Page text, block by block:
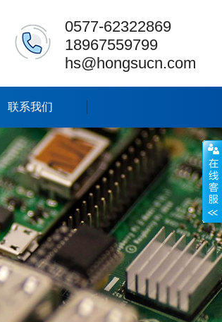
0577-62322869
18967559799
hs@hongsucn.com
联系我们